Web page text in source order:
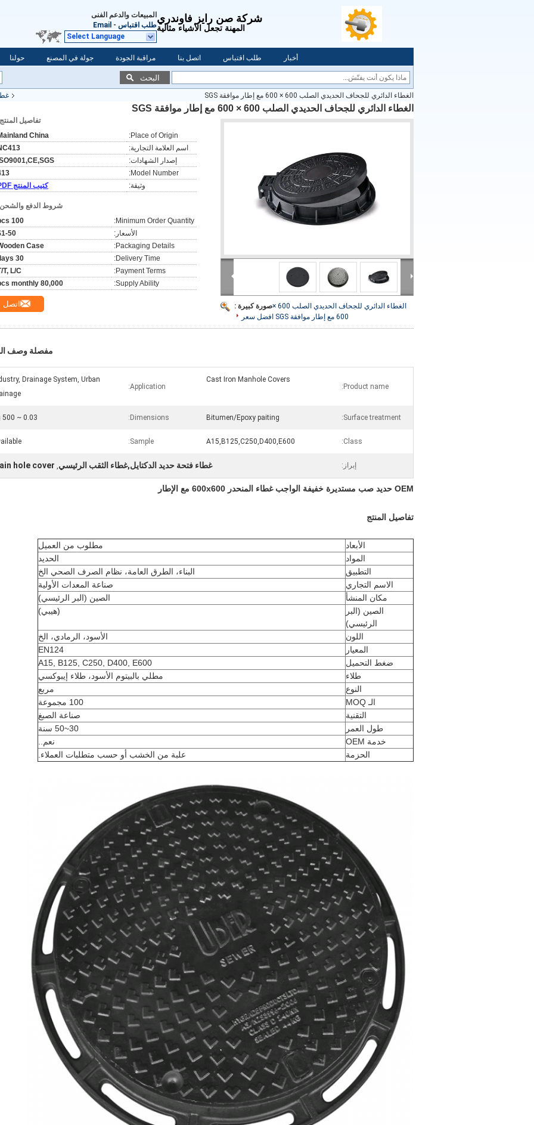
شركة صن رايز فاوندري
المهنة تجعل الأشياء مثالية
المبيعات والدعم الفنى
طلب اقتباس -
Email
Select Language
حولنا جولة في المصنع مراقبة الجودة اتصل بنا طلب اقتباس أخبار
البحث
الغطاء الدائري للجحاف الحديدي الصلب 600 × 600 مع إطار موافقة SGS
الغطاء الدائري للجحاف الحديدي الصلب 600 × 600 مع إطار موافقة SGS
صورة كبيرة :الغطاء الدائري للجحاف الحديدي الصلب 600 ×
600 مع إطار موافقة SGS
افضل سعر
تفاصيل
Place of Origin:
China
اسم العلامة التجارية:
إصدار الشهادات:
Model Number:
وثيقة:
كتيب المنتج PDF
شروط الدفع
Minimum Order Quantity:
100 pcs
الأسعار:
50
Packaging Details:
Case
Delivery Time:
30 days
Payment Terms:
T, L/C
Supply Ability:
80,000 pcs monthly
اتصل
مفصلة وصف
Product name:
Cast Iron Manhole Covers
Application:
Drainage System, Urban
Surface treatment:
Bitumen/Epoxy paiting
Dimensions:
0.03 ~ 500 Kg
Class:
A15,B125,C250,D400,E600
Sample:
إبراز: غطاء فتحة حديد الدكتايل,غطاء الثقب الرئيسي,
hole cover
OEM حديد صب مستديرة خفيفة الواجب غطاء المنحدر 600x600 مع الإطار
تفاصيل المنتج
الأبعاد
مطلوب من العميل
المواد
الحديد
التطبيق
البناء، الطرق العامة، نظام الصرف الصحي الخ
الاسم التجاري
صناعة المعدات الأولية
مكان المنشأ
الصين (البر الرئيسي)
الصين (البر
الرئيسي)
(هيبي)
اللون
الأسود، الرمادي، الخ
المعيار
EN124
ضغط التحميل
A15, B125, C250, D400, E600
طلاء
مطلي بالبيتوم الأسود، طلاء إيبوكسي
النوع
مربع
الـ MOQ
100 مجموعة
التقنية
صناعة الصبغ
طول العمر
30~50 سنة
خدمة OEM
نعم..
الحزمة
علبة من الخشب أو حسب متطلبات العملاء.